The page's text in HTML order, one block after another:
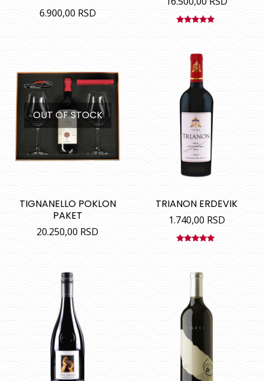
6.900,00 RSD
OUT OF STOCK
TIGNANELLO POKLON
PAKET
20.250,00 RSD
TRIANON ERDEVIK
1.740,00 RSD